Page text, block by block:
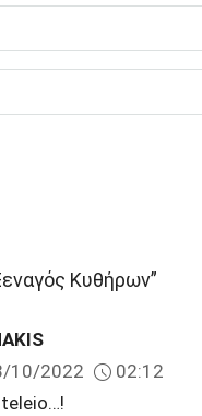
Κυθήρων”
10/2022
02:12